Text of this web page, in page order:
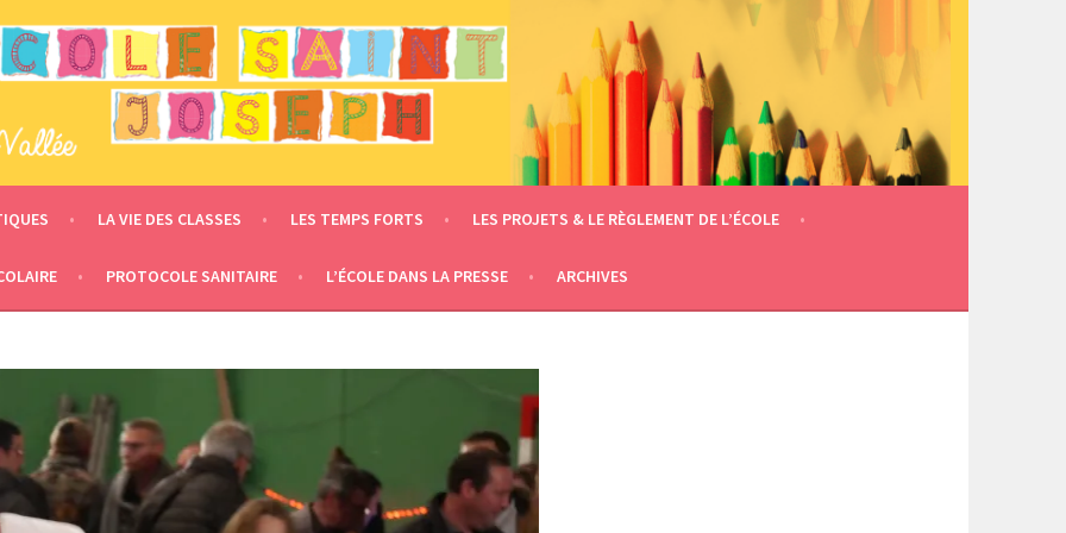
LE MESNIL EN VALLÉE
LA VIE DES CLASSES LES TEMPS FORTS LES PROJETS & LE RÈGLEMENT DE L’ÉCOLE
PROTOCOLE SANITAIRE L’ÉCOLE DANS LA PRESSE ARCHIVES